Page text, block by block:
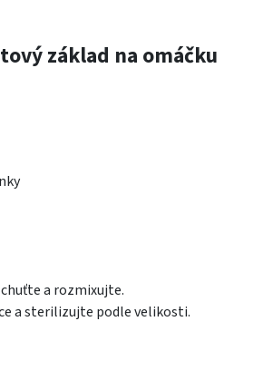
základ na omáčku
a rozmixujte.
a sterilizujte podle velikosti.